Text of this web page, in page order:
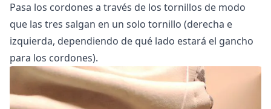
Pasa los cordones a través de los tornillos de modo
que las tres salgan en un solo tornillo (derecha e
izquierda, dependiendo de qué lado estará el gancho
para los cordones).